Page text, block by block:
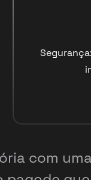
com